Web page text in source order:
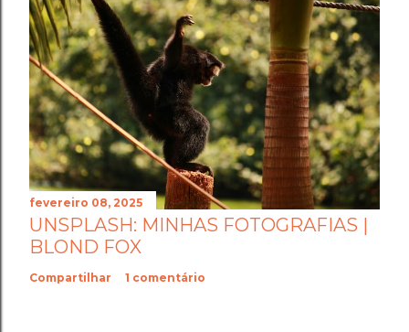
fevereiro 08, 2025
UNSPLASH: MINHAS FOTOGRAFIAS |
BLOND FOX
Compartilhar 1 comentário